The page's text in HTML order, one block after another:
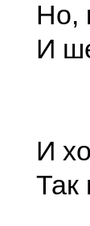
Но,
И
И
Так